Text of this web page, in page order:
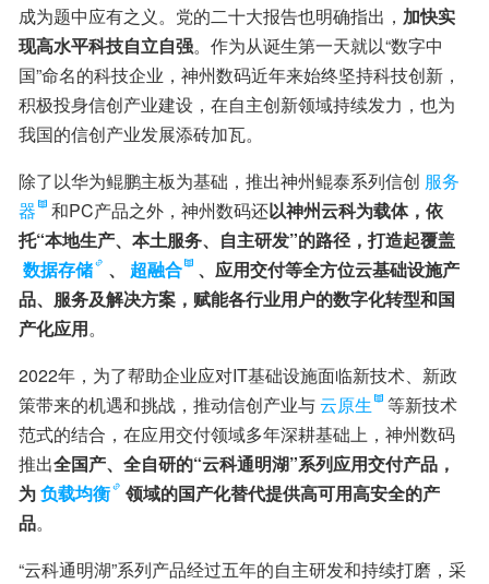
成为题中应有之义。党的二十大报告也明确指出， 加快实
现高水平科技自立自强。作为从诞生第一天就以“数字中
国”命名的科技企业，神州数码近年来始终坚持科技创新，
积极投身信创产业建设，在自主创新领域持续发力，也为
我国的信创产业发展添砖加瓦。
除了以华为鲲鹏主板为基础，推出神州鲲泰系列信创 服务
器
和PC产品之外，神州数码还以神州云科为载体，依
托“本地生产、本土服务、自主研发”的路径，打造起覆盖
数据存储
、 超融合
、应用交付等全方位云基础设施产
品、服务及解决方案，赋能各行业用户的数字化转型和国
产化应用。
2022年，为了帮助企业应对IT基础设施面临新技术、新政
策带来的机遇和挑战，推动信创产业与云原生
等新技术
范式的结合，在应用交付领域多年深耕基础上，神州数码
推出全国产、全自研的“云科通明湖”系列应用交付产品，
为负载均衡
领域的国产化替代提供高可用高安全的产
品。
“云科通明湖”系列产品经过五年的自主研发和持续打磨，采